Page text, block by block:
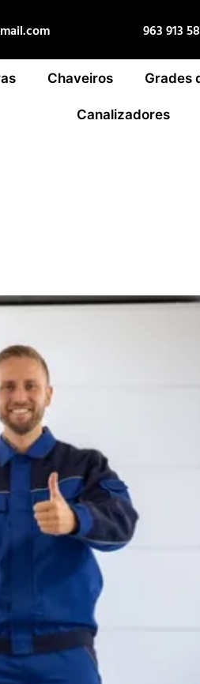
963 913
Chaveiros Grades
Canalizadores